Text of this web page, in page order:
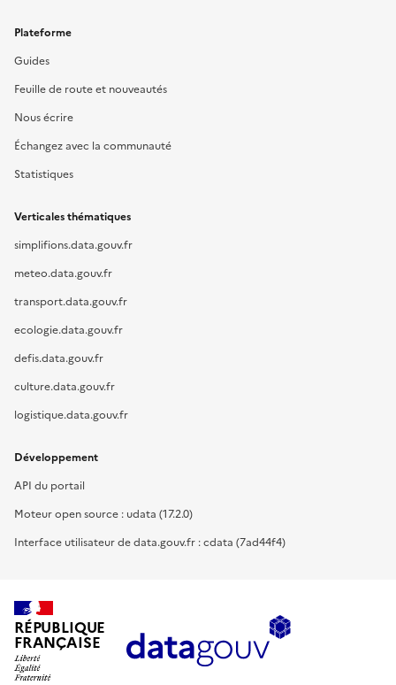
Plateforme
Guides
Feuille de route et nouveautés
Nous écrire
Échangez avec la communauté
Statistiques
Verticales thématiques
simplifions.data.gouv.fr
meteo.data.gouv.fr
transport.data.gouv.fr
ecologie.data.gouv.fr
defis.data.gouv.fr
culture.data.gouv.fr
logistique.data.gouv.fr
Développement
API du portail
Moteur open source : udata (17.2.0)
Interface utilisateur de data.gouv.fr : cdata (7ad44f4)
RÉPUBLIQUE
FRANÇAISE